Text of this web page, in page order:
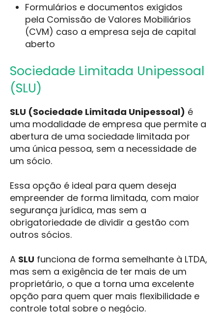
Formulários e documentos exigidos
pela Comissão de Valores Mobiliários
(CVM) caso a empresa seja de capital
aberto
Sociedade Limitada Unipessoal
(SLU)
SLU (Sociedade Limitada Unipessoal) é
uma modalidade de empresa que permite a
abertura de uma sociedade limitada por
uma única pessoa, sem a necessidade de
um sócio.
Essa opção é ideal para quem deseja
empreender de forma limitada, com maior
segurança jurídica, mas sem a
obrigatoriedade de dividir a gestão com
outros sócios.
A SLU funciona de forma semelhante à LTDA,
mas sem a exigência de ter mais de um
proprietário, o que a torna uma excelente
opção para quem quer mais flexibilidade e
controle total sobre o negócio.